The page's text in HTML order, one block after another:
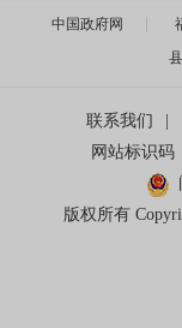
中国政府网
联系我们
网站标识码
版权所有